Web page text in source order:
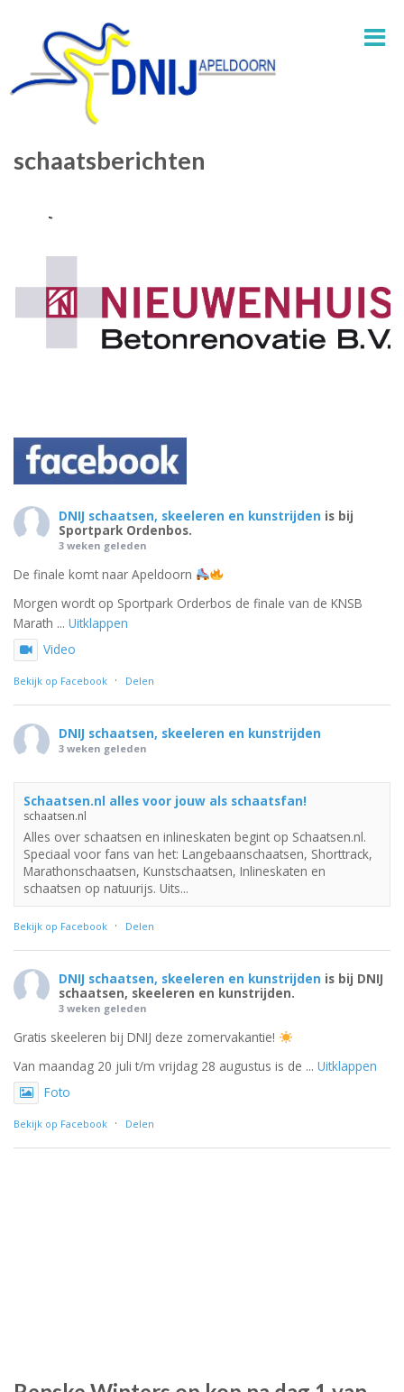
schaatsberichten
DNIJ schaatsen, skeeleren en kunstrijden is bij
Sportpark Ordenbos.
3 weken geleden
De finale komt naar Apeldoorn
Morgen wordt op Sportpark Orderbos de finale van de KNSB
Marath ... Uitklappen
Video
Bekijk op Facebook · Delen
DNIJ schaatsen, skeeleren en kunstrijden
3 weken geleden
Schaatsen.nl alles voor jouw als schaatsfan!
schaatsen.nl
Alles over schaatsen en inlineskaten begint op Schaatsen.nl.
Speciaal voor fans van het: Langebaanschaatsen, Shorttrack,
Marathonschaatsen, Kunstschaatsen, Inlineskaten en
schaatsen op natuurijs. Uits...
Bekijk op Facebook · Delen
DNIJ schaatsen, skeeleren en kunstrijden is bij DNIJ
schaatsen, skeeleren en kunstrijden.
3 weken geleden
Gratis skeeleren bij DNIJ deze zomervakantie!
Van maandag 20 juli t/m vrijdag 28 augustus is de ... Uitklappen
Foto
Bekijk op Facebook · Delen